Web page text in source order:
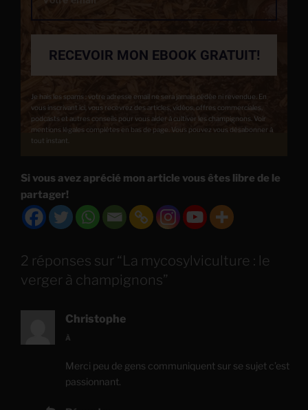
RECEVOIR MON EBOOK GRATUIT!
Je hais les spams : votre adresse email ne sera jamais cédée ni revendue. En
vous inscrivant ici, vous recevrez des articles, vidéos, offres commerciales,
podcasts et autres conseils pour vous aider à cultiver les champignons. Voir
mentions légales complètes en bas de page. Vous pouvez vous désabonner à
tout instant.
Si vous avez aprécié mon article vous êtes libre de le
partager!
2 réponses sur “La mycosylviculture : le
verger à champignons”
Christophe
À
Merci peu de gens communiquent sur se sujet c’est
passionnant.